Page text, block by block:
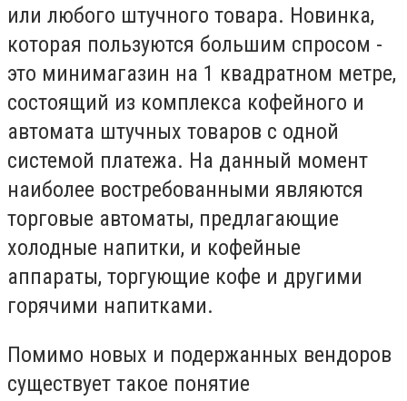
или любого штучного товара. Новинка,
которая пользуются большим спросом -
это минимагазин на 1 квадратном метре,
состоящий из комплекса кофейного и
автомата штучных товаров с одной
системой платежа. На данный момент
наиболее востребованными являются
торговые автоматы, предлагающие
холодные напитки, и кофейные
аппараты, торгующие кофе и другими
горячими напитками.
Помимо новых и подержанных вендоров
существует такое понятие